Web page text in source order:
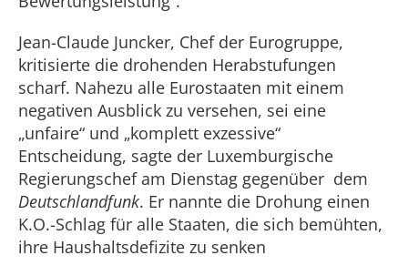
Jean-Claude Juncker, Chef der Eurogruppe,
kritisierte die drohenden Herabstufungen
scharf. Nahezu alle Eurostaaten mit einem
negativen Ausblick zu versehen, sei eine
„unfaire“ und „komplett exzessive“
Entscheidung, sagte der Luxemburgische
Regierungschef am Dienstag gegenüber dem
Deutschlandfunk. Er nannte die Drohung einen
K.O.-Schlag für alle Staaten, die sich bemühten,
ihre Haushaltsdefizite zu senken